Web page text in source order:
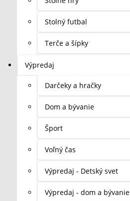
Stolný futbal
Terče a šípky
Výpredaj
Darčeky a hračky
Dom a bývanie
Šport
Voľný čas
Výpredaj - Detský svet
Výpredaj - dom a bývanie